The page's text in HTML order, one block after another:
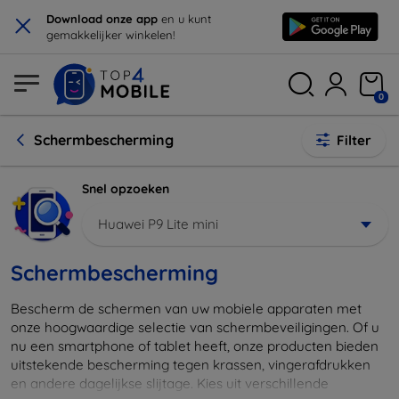
× Download onze app en u kunt
gemakkelijker winkelen!
0
Schermbescherming Filter
Snel opzoeken
Huawei P9 Lite mini
Schermbescherming
Bescherm de schermen van uw mobiele apparaten met
onze hoogwaardige selectie van schermbeveiligingen. Of u
nu een smartphone of tablet heeft, onze producten bieden
uitstekende bescherming tegen krassen, vingerafdrukken
en andere dagelijkse slijtage. Kies uit verschillende